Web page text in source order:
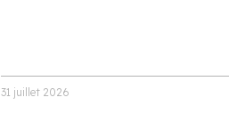
31 juillet 2026